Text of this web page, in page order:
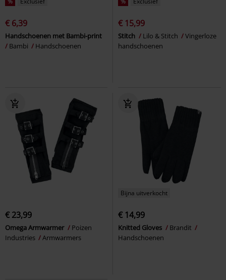
€ 6,39
Handschoenen met Bambi-print
Bambi
Handschoenen
€ 15,99
Stitch Lilo & Stitch
Vingerloze
handschoenen
€ 23,99
Omega Armwarmer
Poizen
Industries
Armwarmers
Bijna uitverkocht
€ 14,99
Knitted Gloves
Brandit
Handschoenen